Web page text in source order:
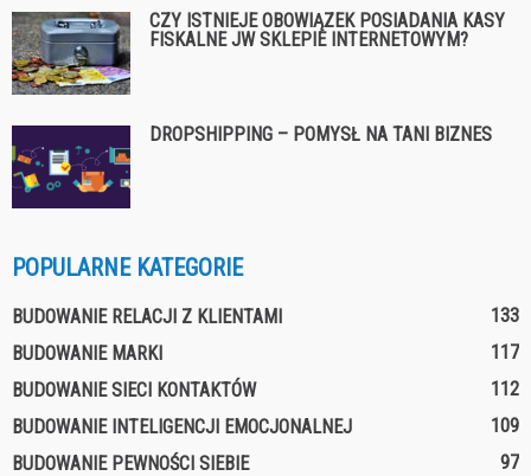
CZY ISTNIEJE OBOWIĄZEK POSIADANIA KASY
FISKALNE JW SKLEPIE INTERNETOWYM?
DROPSHIPPING – POMYSŁ NA TANI BIZNES
POPULARNE KATEGORIE
BUDOWANIE RELACJI Z KLIENTAMI
133
BUDOWANIE MARKI
117
BUDOWANIE SIECI KONTAKTÓW
112
BUDOWANIE INTELIGENCJI EMOCJONALNEJ
109
BUDOWANIE PEWNOŚCI SIEBIE
97